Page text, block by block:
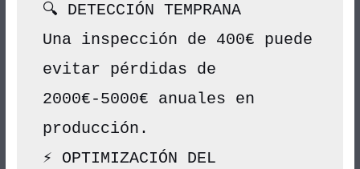
🔍 DETECCIÓN TEMPRANA
Una inspección de 400€ puede
evitar pérdidas de
2000€-5000€ anuales en
producción.
⚡ OPTIMIZACIÓN DEL